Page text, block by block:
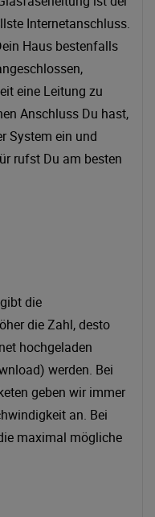
Internetanschluss.
Haus bestenfalls
eine Leitung zu
Anschluss Du hast,
System ein und
rufst Du am besten
die
die Zahl, desto
hochgeladen
werden. Bei
geben wir immer
an. Bei
maximal mögliche